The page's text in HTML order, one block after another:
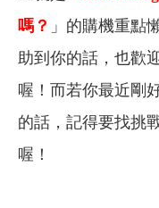
嗎？ 」的購機重點
助到你的話，也歡
喔！而若你最近剛
的話，記得要找挑
喔！